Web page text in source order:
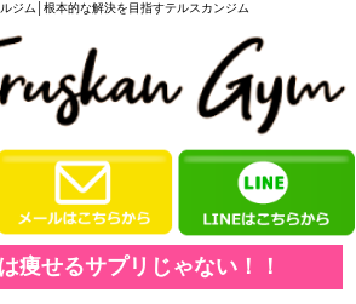
ジム│根本的な解決を目指すテルスカンジム
痩せるサプリじゃない！！